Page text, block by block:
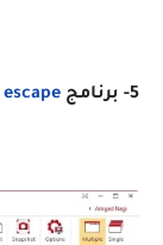
5- برنامج